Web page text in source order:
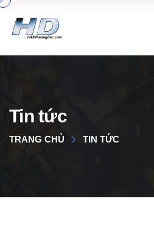
Tin tức
TRANG CHỦ TIN TỨC